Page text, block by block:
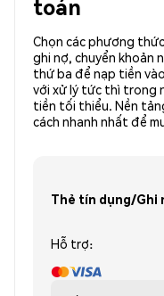
toán
Chọn các phương
ghi nợ, chuyển khoản
thứ ba để nạp tiền
với xử lý tức thì trong
tiền tối thiểu. Nền
cách nhanh nhất để
Thẻ tín dụng/Ghi
Hỗ trợ: